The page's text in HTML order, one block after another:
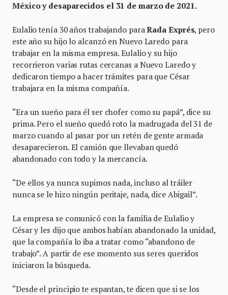
México y desaparecidos el 31 de marzo de 2021.
Eulalio tenía 30 años trabajando paraRada Exprés, pero
este año su hijo lo alcanzó en Nuevo Laredo para
trabajar en la misma empresa. Eulalio y su hijo
recorrieron varias rutas cercanas a Nuevo Laredo y
dedicaron tiempo a hacer trámites para que César
trabajara en la misma compañía.
“Era un sueño para él ser chofer como su papá”, dice su
prima. Pero el sueño quedó roto la madrugada del 31 de
marzo cuando al pasar por un retén de gente armada
desaparecieron. El camión que llevaban quedó
abandonado con todo y la mercancía.
“De ellos ya nunca supimos nada, incluso al tráiler
nunca se le hizo ningún peritaje, nada, dice Abigail”.
La empresa se comunicó con la familia de Eulalio y
César y les dijo que ambos habían abandonado la unidad,
que la compañía lo iba a tratar como “abandono de
trabajo”. A partir de ese momento sus seres queridos
iniciaron la búsqueda.
“Desde el principio te espantan, te dicen que si se los